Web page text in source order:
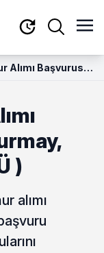
Alımı Başvurusu
)
alımı